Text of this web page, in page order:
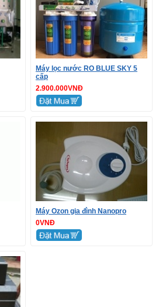
Máy lọc nước RO BLUE SKY 5
cấp
2.900.000VNĐ
Máy Ozon gia đình Nanopro
0VNĐ